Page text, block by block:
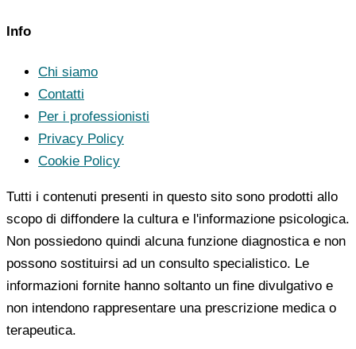
Info
Chi siamo
Contatti
Per i professionisti
Privacy Policy
Cookie Policy
Tutti i contenuti presenti in questo sito sono prodotti allo
scopo di diffondere la cultura e l'informazione psicologica.
Non possiedono quindi alcuna funzione diagnostica e non
possono sostituirsi ad un consulto specialistico. Le
informazioni fornite hanno soltanto un fine divulgativo e
non intendono rappresentare una prescrizione medica o
terapeutica.